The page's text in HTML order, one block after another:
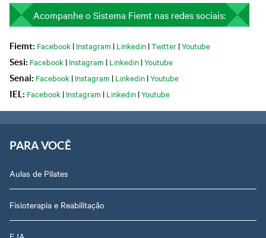
Acompanhe o Sistema Fiemt nas redes sociais:
Fiemt: Facebook | Instagram | Linkedin |Twitter |Youtube
Sesi: Facebook | Instagram | Linkedin |Youtube
Senai: Facebook | Instagram | Linkedin |Youtube
IEL: Facebook | Instagram | Linkedin |Youtube
PARA VOCÊ
Aulas de Pilates
Fisioterapia e Reabilitação